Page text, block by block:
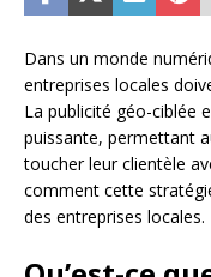
Dans un monde
entreprises locales
La publicité géo-ciblée
puissante, permettant
toucher leur clientèle
comment cette
des entreprises locales.